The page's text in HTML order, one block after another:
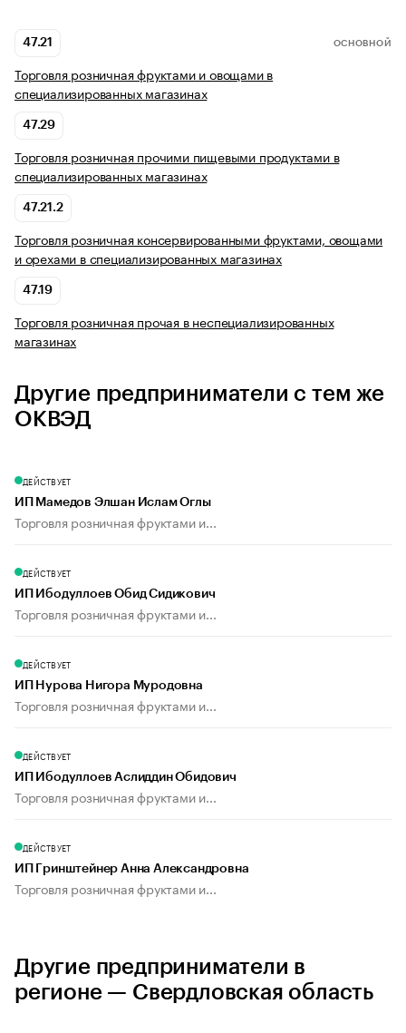
47.21 ОСНОВНОЙ
Торговля розничная фруктами и овощами в
специализированных магазинах
47.29
Торговля розничная прочими пищевыми продуктами в
специализированных магазинах
47.21.2
Торговля розничная консервированными фруктами, овощами
и орехами в специализированных магазинах
47.19
Торговля розничная прочая в неспециализированных
магазинах
Другие предприниматели с тем же
ОКВЭД
ДЕЙСТВУЕТ
ИП Мамедов Элшан Ислам Оглы
Торговля розничная фруктами и...
ДЕЙСТВУЕТ
ИП Ибодуллоев Обид Сидикович
Торговля розничная фруктами и...
ДЕЙСТВУЕТ
ИП Нурова Нигора Муродовна
Торговля розничная фруктами и...
ДЕЙСТВУЕТ
ИП Ибодуллоев Аслиддин Обидович
Торговля розничная фруктами и...
ДЕЙСТВУЕТ
ИП Гринштейнер Анна Александровна
Торговля розничная фруктами и...
Другие предприниматели в
регионе — Свердловская область